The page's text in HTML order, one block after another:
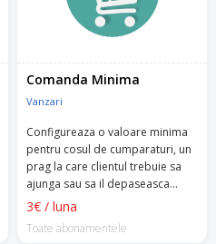
Comanda Minima
Vanzari
Configureaza o valoare minima
pentru cosul de cumparaturi, un
prag la care clientul trebuie sa
ajunga sau sa il depaseasca
pentru a putea plasa comanda.
3€ / luna
Toate abonamentele